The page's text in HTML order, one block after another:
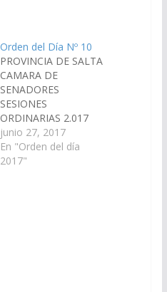
Orden del Día Nº 10
PROVINCIA DE SALTA
CAMARA DE
SENADORES
SESIONES
ORDINARIAS 2.017
ORDEN DEL DIA Nº 10
(Dictámenes de
Comisiones ingresados
junio 27, 2017
En "Orden del día
2017"